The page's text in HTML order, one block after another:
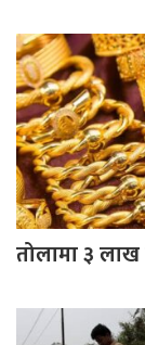
तोलामा ३